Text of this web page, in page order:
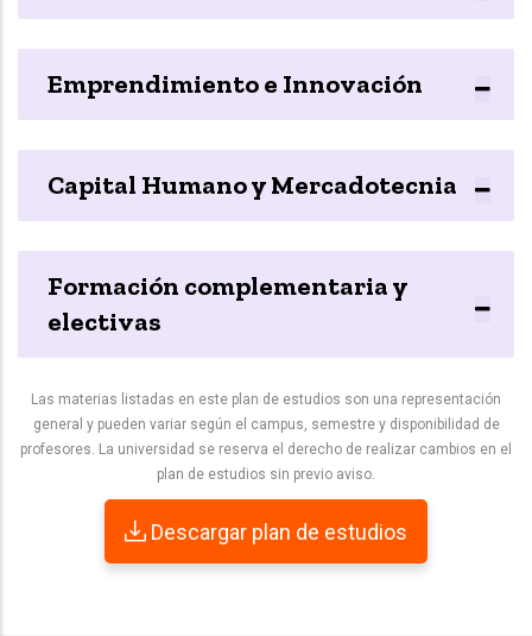
Emprendimiento e Innovación
Capital Humano y Mercadotecnia
Formación complementaria y
electivas
Las materias listadas en este plan de estudios son una representación
general y pueden variar según el campus, semestre y disponibilidad de
profesores. La universidad se reserva el derecho de realizar cambios en el
plan de estudios sin previo aviso.
Descargar plan de estudios